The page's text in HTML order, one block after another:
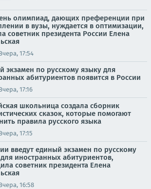
олимпиад, дающих преференции при
в вузы, нуждается в оптимизации,
советник президента России Елена
17:54
экзамен по русскому языку для
абитуриентов появится в России
17:16
школьница создала сборник
сказок, которые помогают
правила русского языка
17:15
введут единый экзамен по русскому
иностранных абитуриентов,
советник президента Елена
16:58